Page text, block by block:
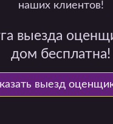
наших клиентов!
выезда
дом бесплатна!
выезд